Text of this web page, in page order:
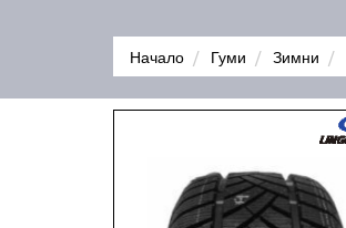
Начало Гуми Зимни